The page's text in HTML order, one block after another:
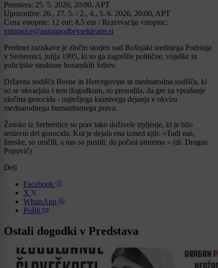
Premiera: 25. 5. 2026, 20:00, APT
Uprizoritve: 26., 27. 5. / 2., 4., 5. 6. 2026, 20:00, APT
Cena vstopnic: 12 eur; 8,5 eur / Rezervacija vstopnic:
vstopnice@antonpodbevsekteater.si
Predmet raziskave je zločin storjen nad Bošnjaki srednjega Podrinja
v Srebrenici, julija 1995, ki so ga zagrešile politične, vojaške in
policijske strukture bosanskih Srbov.
Državna sodišča Bosne in Hercegovine in mednarodna sodišča, ki
so se ukvarjala s tem dogodkom, so presodila, da gre za vprašanje
zločina genocida - najtežjega kaznivega dejanja v okviru
mednarodnega humanitarnega prava.
Ženske iz Srebrenice so prav tako doživele trpljenje, ki je bilo
sestavni del genocida. Kot je dejala ena izmed njih: »Tudi nas,
ženske, so uničili, a nas so pustili, da počasi umremo.« (dr. Dragan
Popović)
Deli
Facebook
X
WhatsApp
Pošlji
Ostali dogodki v Predstava